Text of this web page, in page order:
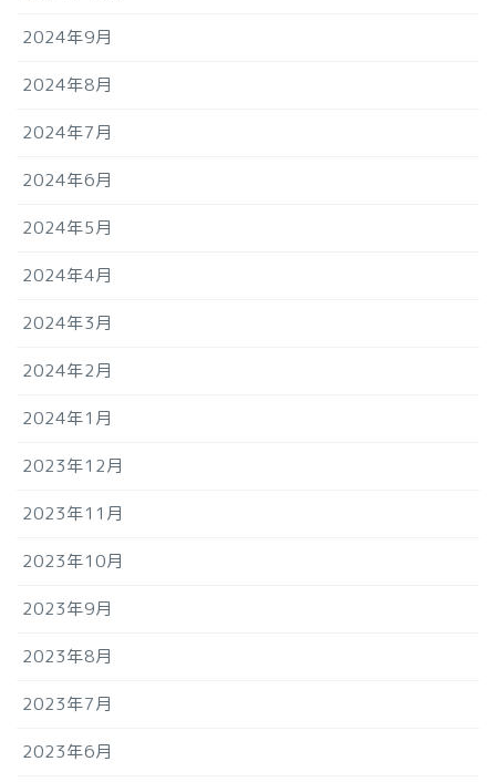
2024年9月
2024年8月
2024年7月
2024年6月
2024年5月
2024年4月
2024年3月
2024年2月
2024年1月
2023年12月
2023年11月
2023年10月
2023年9月
2023年8月
2023年7月
2023年6月